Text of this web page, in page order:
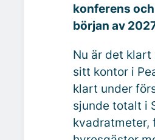
konferens
början av
Nu är det
sitt kontor i
klart under
sjunde totalt i
kvadratmeter,